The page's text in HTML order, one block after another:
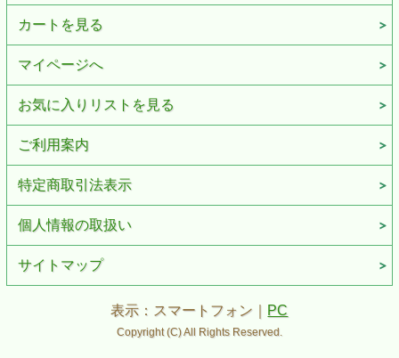
カートを見る
マイページへ
お気に入りリストを見る
ご利用案内
特定商取引法表示
個人情報の取扱い
サイトマップ
表示：スマートフォン｜ PC
Copyright (C) All Rights Reserved.